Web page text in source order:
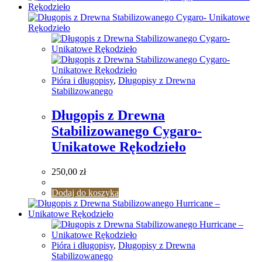
Pióra i długopisy, Długopisy z Drewna
Stabilizowanego
Długopis z Drewna
Stabilizowanego Cygaro-
Unikatowe Rękodzieło
250,00 zł
Dodaj do koszyka
Pióra i długopisy, Długopisy z Drewna
Stabilizowanego